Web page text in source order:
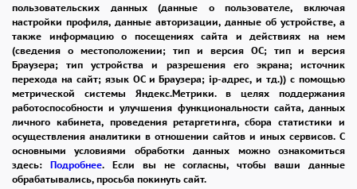
пользовательских данных (данные о пользователе, включая
настройки профиля, данные авторизации, данные об устройстве, а
также информацию о посещениях сайта и действиях на нем
(сведения о местоположении; тип и версия ОС; тип и версия
Браузера; тип устройства и разрешения его экрана; источник
перехода на сайт; язык ОС и Браузера; ip-адрес, и тд.)) с помощью
метрической системы Яндекс.Метрики. в целях поддержания
работоспособности и улучшения функциональности сайта, данных
личного кабинета, проведения ретаргетинга, сбора статистики и
осуществления аналитики в отношении сайтов и иных сервисов. С
основными условиями обработки данных можно ознакомиться
здесь: Подробнее. Если вы не согласны, чтобы ваши данные
обрабатывались, просьба покинуть сайт.
КОНТАКТЫ
8 965 242-37-47
ЗАКАЗАТЬ ЗВОНОК
admin@buket24delivery.ru